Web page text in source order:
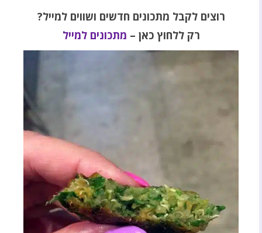
רוצים לקבל מתכונים חדשים ושווים למייל?
רק ללחוץ כאן – מתכונים למייל